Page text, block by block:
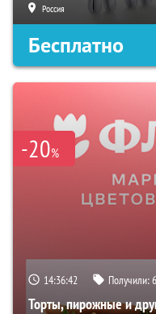
Россия
Бесплатно
-20%
14:36:41 Получили:6
Торты, пирожные и